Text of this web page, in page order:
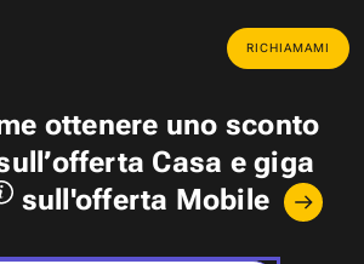
RICHIAMAMI
ottenere uno sconto
Casa egiga
sull'offerta Mobile